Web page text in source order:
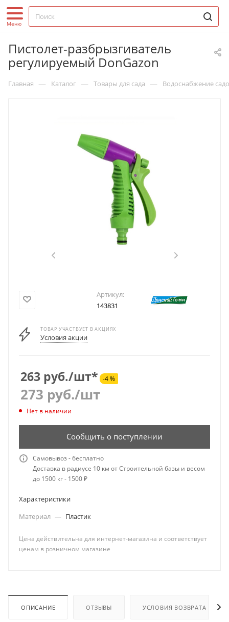
Пистолет-разбрызгиватель
регулируемый DonGazon
Главная — Каталог — Товары для сада — Водоснабжение
Артикул:
143831
ТОВАР УЧАСТВУЕТ В АКЦИЯХ
Условия акции
263 руб./шт* -4 %
273 руб./шт
Нет в наличии
Сообщить о поступлении
Самовывоз - бесплатно
Доставка в радиусе 10 км от Строительной базы и весом
до 1500 кг - 1500 ₽
Характеристики
Материал — Пластик
Цена действительна для интернет-магазина и соответствует
ценам в розничном магазине
ОПИСАНИЕ ОТЗЫВЫ УСЛОВИЯ ВОЗВРАТА